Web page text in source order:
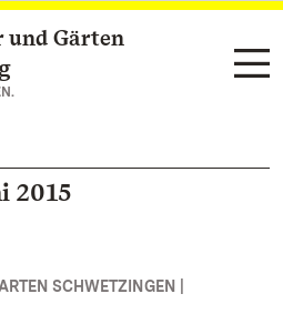
und Gärten
2015
SCHWETZINGEN |